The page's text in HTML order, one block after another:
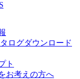
ログダウンロード
ト
お考えの方へ